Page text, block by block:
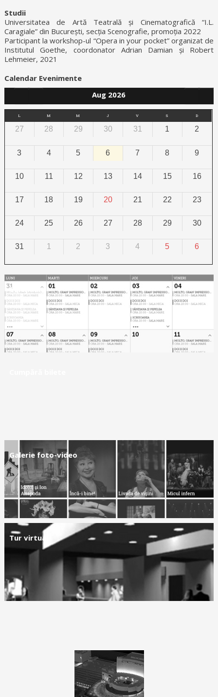
Studii
Universitatea de Artă Teatrală și Cinematografică “I.L.
Caragiale” din București, secția Scenografie, promoția 2022
Participant la workshop-ul “Opera in your pocket” organizat de
Institutul Goethe, coordonator Adrian Damian și Robert
Lehmeier, 2021
Calendar Evenimente
Aug 2026
L M M J V S D
27 28 29 30 31 1 2
3 4 5 6 7 8 9
10 11 12 13 14 15 16
17 18 19 20 21 22 23
24 25 26 27 28 29 30
31 1 2 3 4 5 6
Calendar
Galerie foto-video
Tur virtual